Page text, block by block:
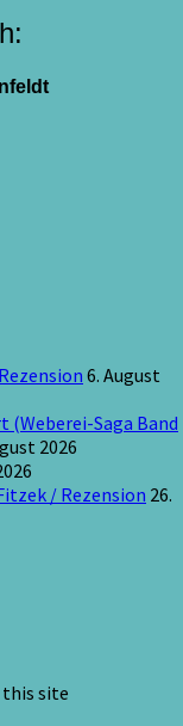
6. August
(Weberei-Saga Band
2026
/ Rezension 26.
this site